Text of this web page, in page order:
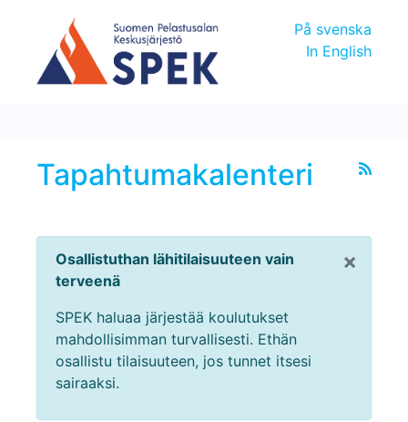
På svenska
In English
Tapahtumakalenteri
Osallistuthan lähitilaisuuteen vain
terveenä
SPEK haluaa järjestää koulutukset
mahdollisimman turvallisesti. Ethän
osallistu tilaisuuteen, jos tunnet itsesi
sairaaksi.
×